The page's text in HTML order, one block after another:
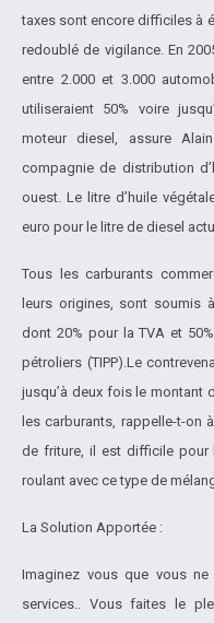
taxes sont encore difficiles à
redoublé de vigilance. En
entre 2.000 et 3.000
utiliseraient 50% voire
moteur diesel, assure
compagnie de distribution
ouest. Le litre d’huile
euro pour le litre de diesel
Tous les carburants
leurs origines, sont soumis
dont 20% pour la TVA et
pétroliers (TIPP).Le
jusqu’à deux fois le montant
les carburants, rappelle-t-on
de friture, il est difficile pour
roulant avec ce type de
La Solution Apportée :
Imaginez vous que vous
services.. Vous faites le